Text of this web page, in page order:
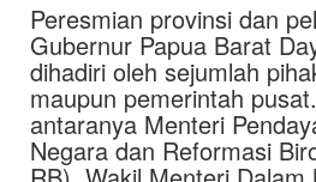
Peresmian provinsi dan
Gubernur Papua Barat
dihadiri oleh sejumlah
maupun pemerintah
antaranya Menteri
Negara dan Reformasi